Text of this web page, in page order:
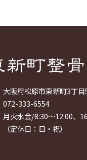
大阪府松原市東新町3丁
072-333-6554
月火水金/8:30～12:00、
（定休日：日・祝）